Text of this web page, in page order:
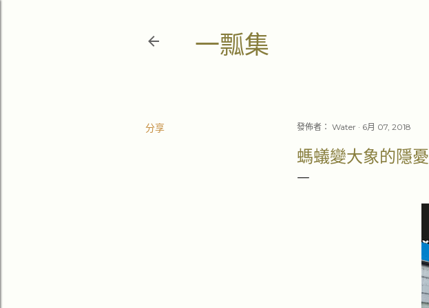
一瓢集
分享 發佈者： Water 6月 07, 2018
螞蟻變大象的隱憂